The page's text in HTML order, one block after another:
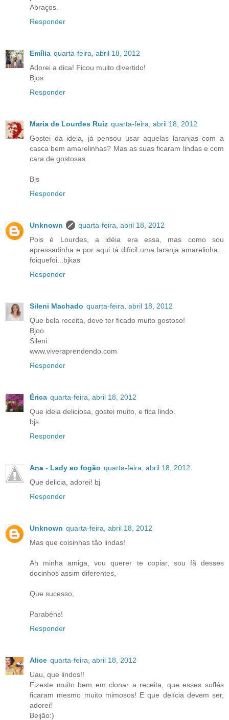
Abraços.
Responder
Emília quarta-feira, abril 18, 2012
Adorei a dica! Ficou muito divertido!
Bjos
Responder
Maria de Lourdes Ruiz quarta-feira, abril 18, 2012
Gostei da ideia, já pensou usar aquelas laranjas com a
casca bem amarelinhas? Mas as suas ficaram lindas e com
cara de gostosas.
Bjs
Responder
Unknown
quarta-feira, abril 18, 2012
Pois é Lourdes, a idéia era essa, mas como sou
apressadinha e por aqui tá difícil uma laranja amarelinha...
foiquefoi...bjkas
Responder
Sileni Machado quarta-feira, abril 18, 2012
Que bela receita, deve ter ficado muito gostoso!
Bjoo
Sileni
www.viveraprendendo.com
Responder
Érica quarta-feira, abril 18, 2012
Que ideia deliciosa, gostei muito, e fica lindo.
bjs
Responder
Ana - Lady ao fogão quarta-feira, abril 18, 2012
Que delicia, adorei! bj
Responder
Unknown quarta-feira, abril 18, 2012
Mas que coisinhas tão lindas!
Ah minha amiga, vou querer te copiar, sou fã desses
docinhos assim diferentes,
Que sucesso,
Parabéns!
Responder
Alice quarta-feira, abril 18, 2012
Uau, que lindos!!
Fizeste muito bem em clonar a receita, que esses suflés
ficaram mesmo muito mimosos! E que delícia devem ser,
adorei!
Beijão:)